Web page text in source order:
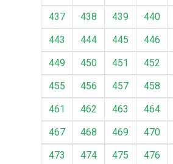
437 438 439 440
443
444 445 446
449
450 451 452
455
456 457 458
461
462 463 464
467
468 469 470
473
474 475 476